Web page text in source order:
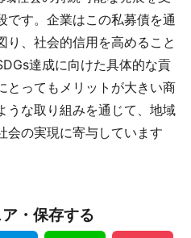
です。企業はこの私募債を通
り、社会的信用を高めること
達成に向けた具体的な貢
とってもメリットが大きい商
うな取り組みを通じて、地域
会の実現に寄与しています
・保存する